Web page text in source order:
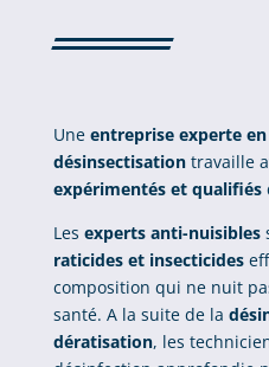
Une entreprise experte
désinsectisationtravaille
expérimentés et qualifiés
Les experts anti-nuisibles
raticides et insecticides
composition qui ne nuit
santé. A la suite de la
dératisation, les